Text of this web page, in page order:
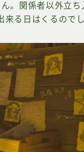
。関係者以外立ち
来る日はくるので